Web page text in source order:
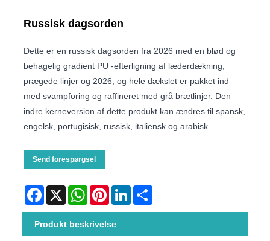
Russisk dagsorden
Dette er en russisk dagsorden fra 2026 med en blød og
behagelig gradient PU -efterligning af læderdækning,
prægede linjer og 2026, og hele dækslet er pakket ind
med svampforing og raffineret med grå brætlinjer. Den
indre kerneversion af dette produkt kan ændres til spansk,
engelsk, portugisisk, russisk, italiensk og arabisk.
Send forespørgsel
Facebook
X WhatsAppPinterestLinkedIn
Produkt beskrivelse